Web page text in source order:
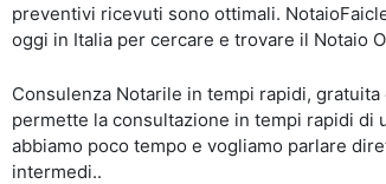
preventivi ricevuti sono ottimali.
oggi in Italia per cercare e trovare il Notaio
Consulenza Notarile in tempi rapidi,
permette la consultazione in tempi rapidi di
abbiamo poco tempo e vogliamo parlare
intermedi..